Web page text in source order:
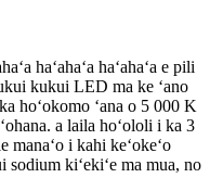
haʻahaʻa haʻahaʻa e pili
kukui LED ma ke ʻano
hoʻokomo ʻana o 5 000 K
a laila hoʻololi i ka 3
manaʻo i kahi keʻokeʻo
sodium kiʻekiʻe ma mua, no